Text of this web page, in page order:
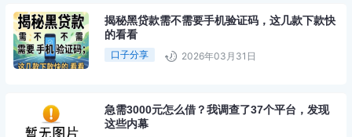
揭秘黑贷款需不需要手机验证码，这几款下款快
的看看
口子分享 2026年03月31日
急需3000元怎么借？我调查了37个平台，发现
这些内幕